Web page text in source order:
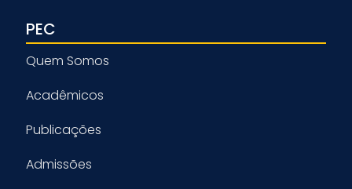
PEC
Quem Somos
Acadêmicos
Publicações
Admissões